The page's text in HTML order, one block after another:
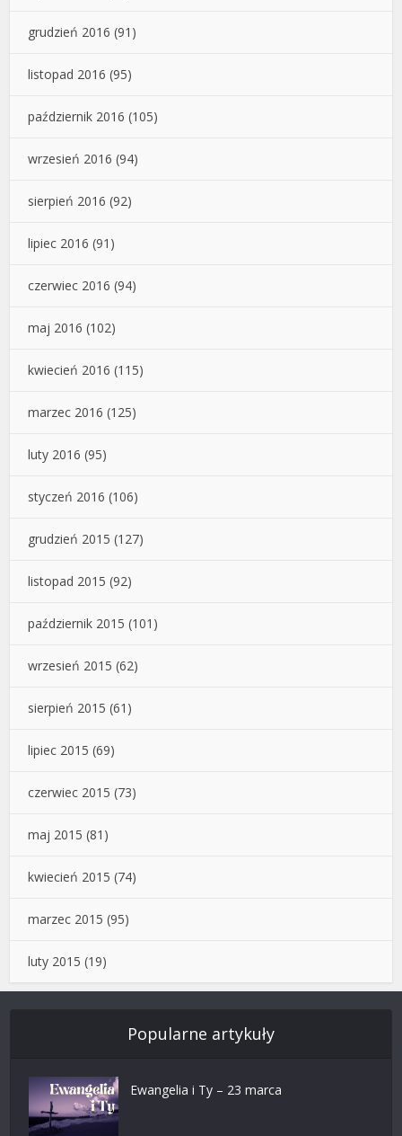
grudzień 2016 (91)
listopad 2016 (95)
październik 2016 (105)
wrzesień 2016 (94)
sierpień 2016 (92)
lipiec 2016 (91)
czerwiec 2016 (94)
maj 2016 (102)
kwiecień 2016 (115)
marzec 2016 (125)
luty 2016 (95)
styczeń 2016 (106)
grudzień 2015 (127)
listopad 2015 (92)
październik 2015 (101)
wrzesień 2015 (62)
sierpień 2015 (61)
lipiec 2015 (69)
czerwiec 2015 (73)
maj 2015 (81)
kwiecień 2015 (74)
marzec 2015 (95)
luty 2015 (19)
Popularne artykuły
Ewangelia i Ty – 23 marca